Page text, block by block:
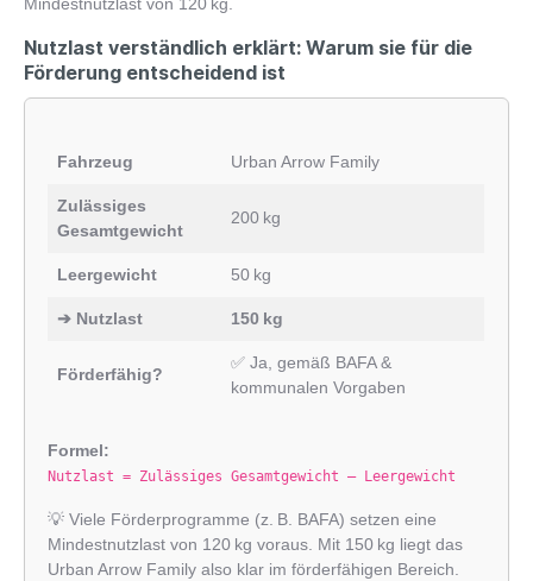
Nutzlast verständlich erklärt: Warum sie für die
Förderung entscheidend ist
Fahrzeug Urban Arrow Family
Zulässiges
Gesamtgewicht
200 kg
Leergewicht 50 kg
➔ Nutzlast 150 kg
Förderfähig?
✅ Ja, gemäß BAFA &
kommunalen Vorgaben
Formel:
Nutzlast = Zulässiges Gesamtgewicht – Leergewicht
💡 Viele Förderprogramme (z. B. BAFA) setzen eine
Mindestnutzlast von 120 kg voraus. Mit 150 kg liegt das
Urban Arrow Family also klar im förderfähigen Bereich.